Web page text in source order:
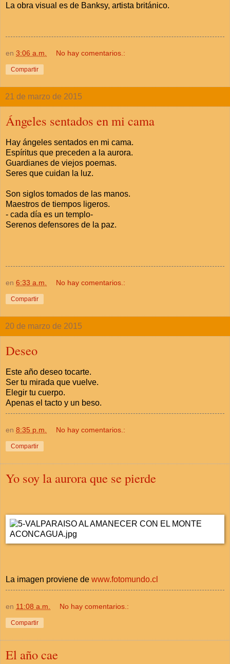
La obra visual es de Banksy, artista británico.
en 3:06 a.m. No hay comentarios.:
Compartir
21 de marzo de 2015
Ángeles sentados en mi cama
Hay ángeles sentados en mi cama.
Espíritus que preceden a la aurora.
Guardianes de viejos poemas.
Seres que cuidan la luz.
Son siglos tomados de las manos.
Maestros de tiempos ligeros.
- cada día es un templo-
Serenos defensores de la paz.
en 6:33 a.m. No hay comentarios.:
Compartir
20 de marzo de 2015
Deseo
Este año deseo tocarte.
Ser tu mirada que vuelve.
Elegir tu cuerpo.
Apenas el tacto y un beso.
en 8:35 p.m. No hay comentarios.:
Compartir
Yo soy la aurora que se pierde
La imagen proviene de www.fotomundo.cl
en 11:08 a.m. No hay comentarios.:
Compartir
El año cae